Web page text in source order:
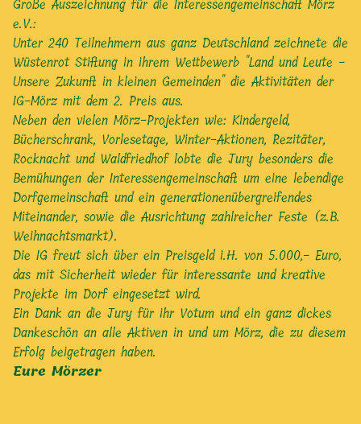
Große Auszeichnung für die Interessengemeinschaft Mörz
e.V.:
Unter 240 Teilnehmern aus ganz Deutschland zeichnete die
Wüstenrot Stiftung in ihrem Wettbewerb "Land und Leute -
Unsere Zukunft in kleinen Gemeinden" die Aktivitäten der
IG-Mörz mit dem 2. Preis aus.
Neben den vielen Mörz-Projekten wie: Kindergeld,
Bücherschrank, Vorlesetage, Winter-Aktionen, Rezitäter,
Rocknacht und Waldfriedhof lobte die Jury besonders die
Bemühungen der Interessengemeinschaft um eine lebendige
Dorfgemeinschaft und ein generationenübergreifendes
Miteinander, sowie die Ausrichtung zahlreicher Feste (z.B.
Weihnachtsmarkt).
Die IG freut sich über ein Preisgeld i.H. von 5.000,- Euro,
das mit Sicherheit wieder für interessante und kreative
Projekte im Dorf eingesetzt wird.
Ein Dank an die Jury für ihr Votum und ein ganz dickes
Dankeschön an alle Aktiven in und um Mörz, die zu diesem
Erfolg beigetragen haben.
Eure Mörzer